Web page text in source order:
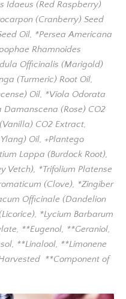
Idaeus (Red Raspberry)
(Cranberry) Seed
Oil, *Persea Americana
Rhamnoides
Officinalis (Marigold)
(Turmeric) Root Oil,
Oil, *Viola Odorata
(Rose) CO2
CO2 Extract,
Oil, +Plantego
Lappa (Burdock Root),
Vetch), *Trifolium Platense
(Clove), *Zingiber
Officinale (Dandelion
*Lycium Barbarum
**Eugenol, **Geraniol,
**Linalool, **Limonene
**Component of